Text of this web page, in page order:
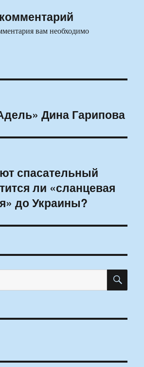
вам необходимо
Дина Гарипова
спасательный
ли «сланцевая
до Украины?